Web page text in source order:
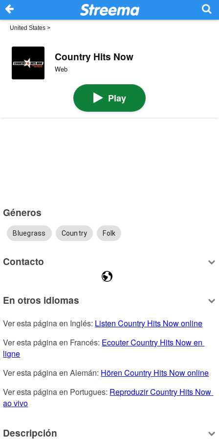
United States >
Country Hits Now
Web
Play
Géneros
Bluegrass Country Folk
Contacto
En otros idiomas
Ver esta página en Inglés: Listen Country Hits Now online
Ver esta página en Francés: Ecouter Country Hits Now en
ligne
Ver esta página en Alemán: Hören Country Hits Now online
Ver esta página en Portugues: Reproduzir Country Hits Now
ao vivo
Descripción